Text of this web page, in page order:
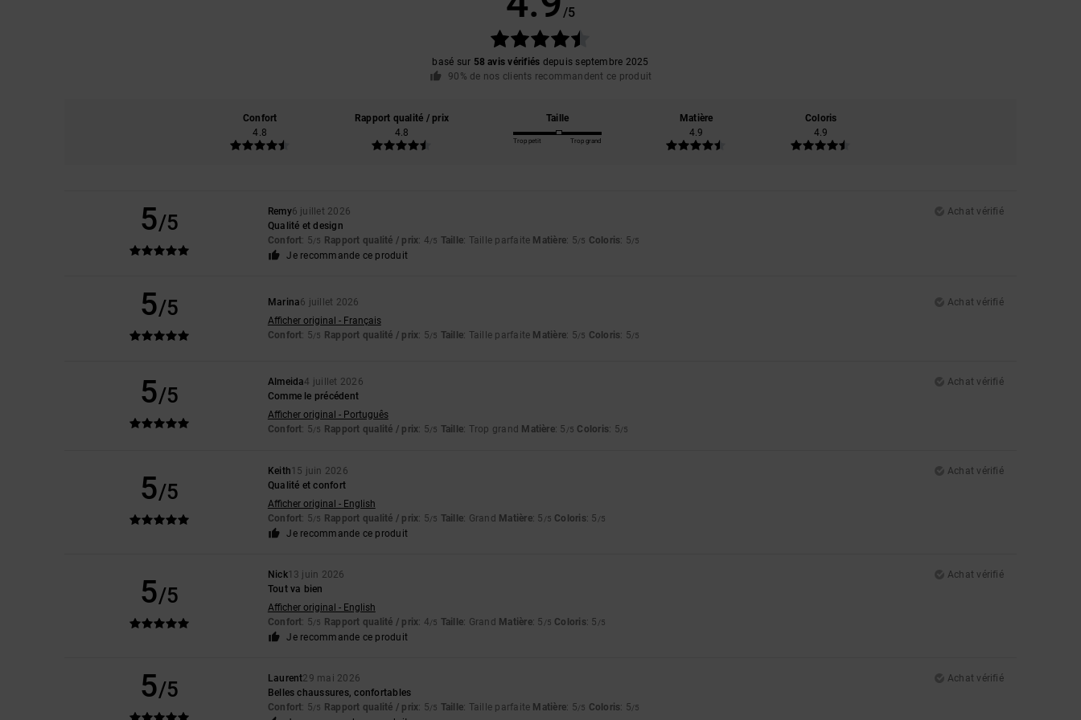
/5
basé sur 58 avis vérifiés depuis septembre 2025
90% de nos clients recommandent ce produit
Confort
4.8
Rapport qualité / prix
4.8
Taille
Trop petit Trop grand
Matière
4.9
Coloris
4.9
5/5 Remy6 juillet 2026
Achat vérifié
Qualité et design
Confort: 5/5 Rapport qualité / prix: 4/5 Taille: Taille parfaite Matière: 5/5 Coloris: 5/5
Je recommande ce produit
5/5 Marina6 juillet 2026
Achat vérifié
Afficher original - Français
Confort: 5/5 Rapport qualité / prix: 5/5 Taille: Taille parfaite Matière: 5/5 Coloris: 5/5
5/5
Almeida4 juillet 2026
Achat vérifié
Comme le précédent
Afficher original - Português
Confort: 5/5 Rapport qualité / prix: 5/5 Taille: Trop grand Matière: 5 /5 Coloris: 5/5
5/5
Keith15 juin 2026
Achat vérifié
Qualité et confort
Afficher original - English
Confort: 5/5 Rapport qualité / prix: 5/5 Taille: Grand Matière: 5 /5 Coloris: 5 /5
Je recommande ce produit
5/5
Nick13 juin 2026
Achat vérifié
Tout va bien
Afficher original - English
Confort: 5/5 Rapport qualité / prix: 4/5 Taille: Grand Matière: 5 /5 Coloris: 5 /5
Je recommande ce produit
5/5 Laurent29 mai 2026
Achat vérifié
Belles chaussures, confortables
Confort: 5/5 Rapport qualité / prix: 5/5 Taille: Taille parfaite Matière: 5/5 Coloris: 5/5